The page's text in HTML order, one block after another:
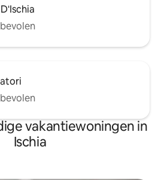
vakantiewoningen in
Ischia